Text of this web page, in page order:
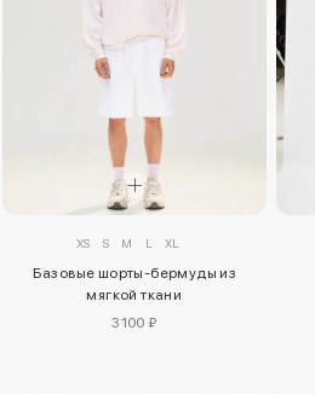
XS S M L XL
Базовые шорты-бермуды из
мягкой ткани
3100 ₽